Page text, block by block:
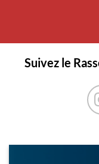
Suivez le